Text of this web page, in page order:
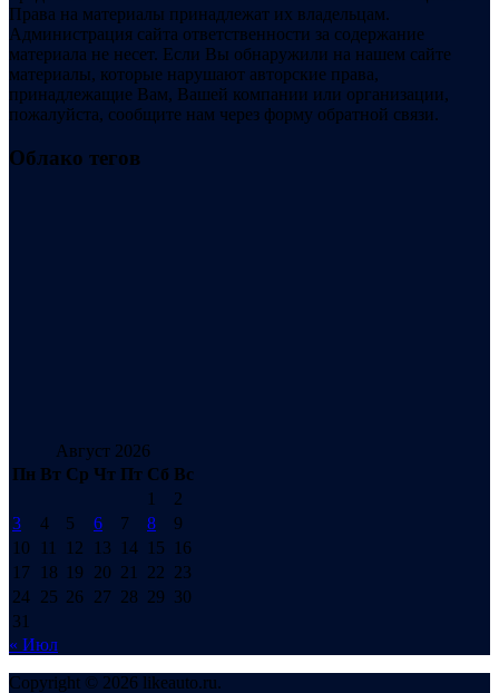
Права на материалы принадлежат их владельцам.
Администрация сайта ответственности за содержание
материала не несет. Если Вы обнаружили на нашем сайте
материалы, которые нарушают авторские права,
принадлежащие Вам, Вашей компании или организации,
пожалуйста, сообщите нам через форму обратной связи.
Облако тегов
Август 2026
Пн Вт Ср Чт Пт Сб Вс
1
2
3
4 5 6 7 8
9
10
11 12 13 14 15
16
17
18 19 20 21 22 23
24 25 26 27 28 29 30
31
« Июл
Copyright © 2026 likeauto.ru.